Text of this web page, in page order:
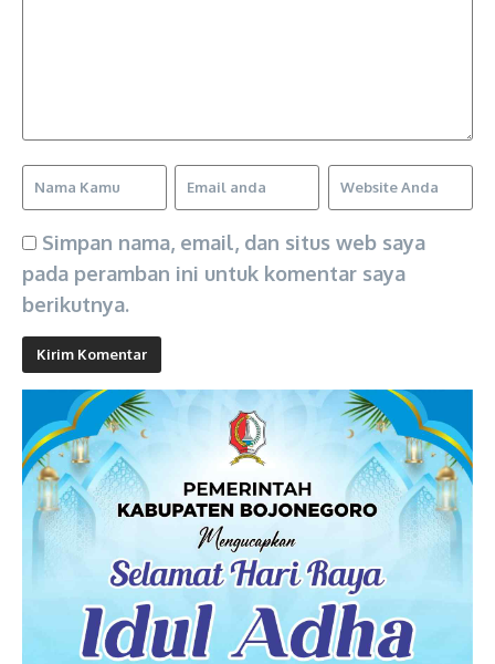
Simpan nama, email, dan situs web saya
pada peramban ini untuk komentar saya
berikutnya.